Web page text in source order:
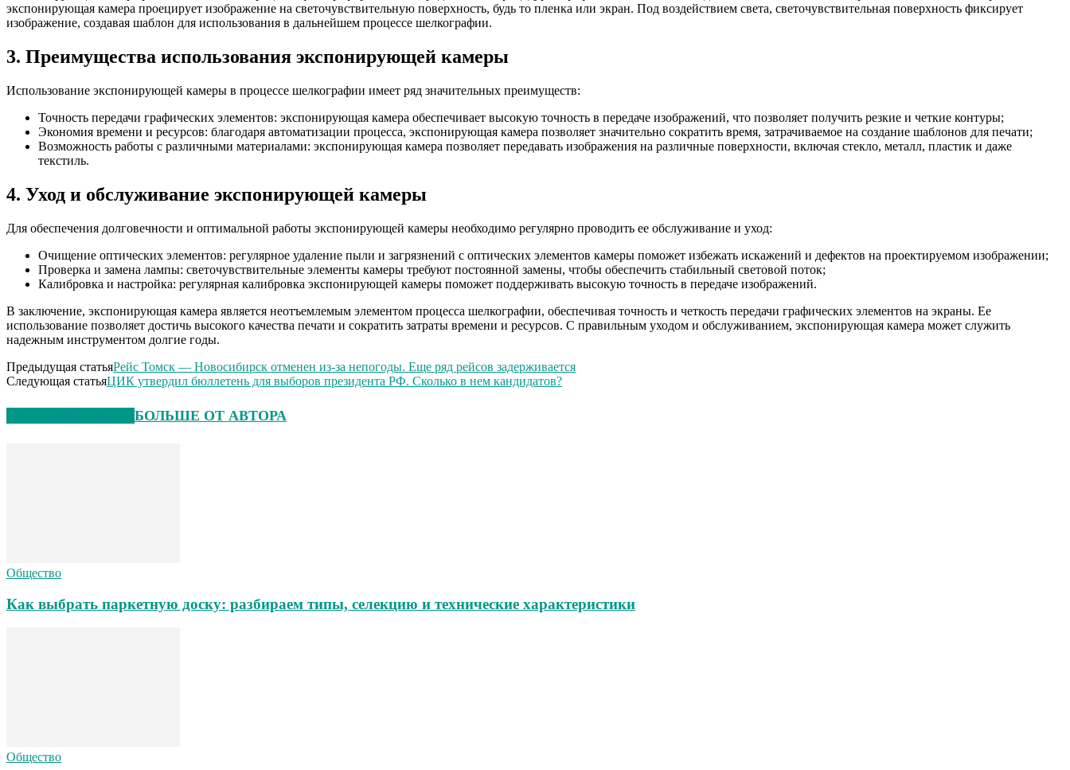
экспонирующая камера проецирует изображение на светочувствительную поверхность, будь то пленка или экран. Под воздействием света, светочувствительная поверхность фиксирует
изображение, создавая шаблон для использования в дальнейшем процессе шелкографии.
3. Преимущества использования экспонирующей камеры
Использование экспонирующей камеры в процессе шелкографии имеет ряд значительных преимуществ:
Точность передачи графических элементов: экспонирующая камера обеспечивает высокую точность в передаче изображений, что позволяет получить резкие и четкие контуры;
Экономия времени и ресурсов: благодаря автоматизации процесса, экспонирующая камера позволяет значительно сократить время, затрачиваемое на создание шаблонов для печати;
Возможность работы с различными материалами: экспонирующая камера позволяет передавать изображения на различные поверхности, включая стекло, металл, пластик и даже
текстиль.
4. Уход и обслуживание экспонирующей камеры
Для обеспечения долговечности и оптимальной работы экспонирующей камеры необходимо регулярно проводить ее обслуживание и уход:
Очищение оптических элементов: регулярное удаление пыли и загрязнений с оптических элементов камеры поможет избежать искажений и дефектов на проектируемом изображении;
Проверка и замена лампы: светочувствительные элементы камеры требуют постоянной замены, чтобы обеспечить стабильный световой поток;
Калибровка и настройка: регулярная калибровка экспонирующей камеры поможет поддерживать высокую точность в передаче изображений.
В заключение, экспонирующая камера является неотъемлемым элементом процесса шелкографии, обеспечивая точность и четкость передачи графических элементов на экраны. Ее
использование позволяет достичь высокого качества печати и сократить затраты времени и ресурсов. С правильным уходом и обслуживанием, экспонирующая камера может служить
надежным инструментом долгие годы.
Предыдущая статьяРейс Томск — Новосибирск отменен из-за непогоды. Еще ряд рейсов задерживается
Следующая статьяЦИК утвердил бюллетень для выборов президента РФ. Сколько в нем кандидатов?
БОЛЬШЕ ОТ АВТОРА
Общество
Как выбрать паркетную доску: разбираем типы, селекцию и технические характеристики
Общество